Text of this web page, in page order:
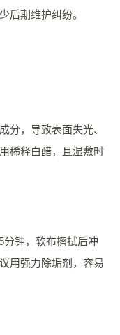
后期维护纠纷。
分，导致表面失光、
稀释白醋，且湿敷时
分钟，软布擦拭后冲
用强力除垢剂，容易